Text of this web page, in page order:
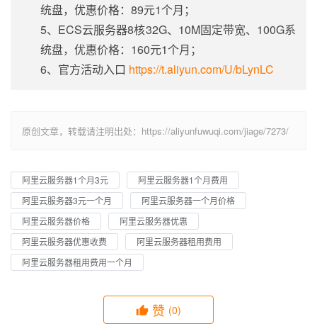
统盘，优惠价格：89元1个月；
5、ECS云服务器8核32G、10M固定带宽、100G系
统盘，优惠价格：160元1个月；
6、官方活动入口 https://t.aliyun.com/U/bLynLC
原创文章，转载请注明出处：https://aliyunfuwuqi.com/jiage/7273/
阿里云服务器1个月3元
阿里云服务器1个月费用
阿里云服务器3元一个月
阿里云服务器一个月价格
阿里云服务器价格
阿里云服务器优惠
阿里云服务器优惠收费
阿里云服务器租用费用
阿里云服务器租用费用一个月
赞 (0)